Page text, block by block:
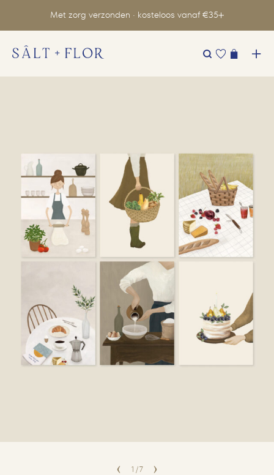
Met zorg verzonden · kosteloos vanaf €35
Zoeken
1 /7